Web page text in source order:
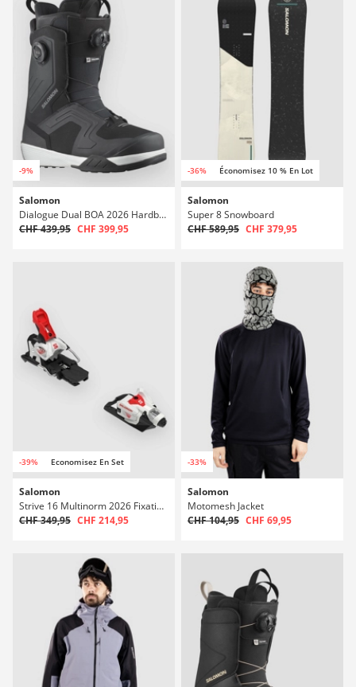
-9%
Salomon
Dialogue Dual BOA 2026 Hardboots snowboard
CHF 439,95 CHF 399,95
-36% Économisez 10 % En Lot
Salomon
Super 8 Snowboard
CHF 589,95 CHF 379,95
-39% Economisez En Set
Salomon
Strive 16 Multinorm 2026 Fixations de ski
CHF 349,95 CHF 214,95
-33%
Salomon
Motomesh Jacket
CHF 104,95 CHF 69,95